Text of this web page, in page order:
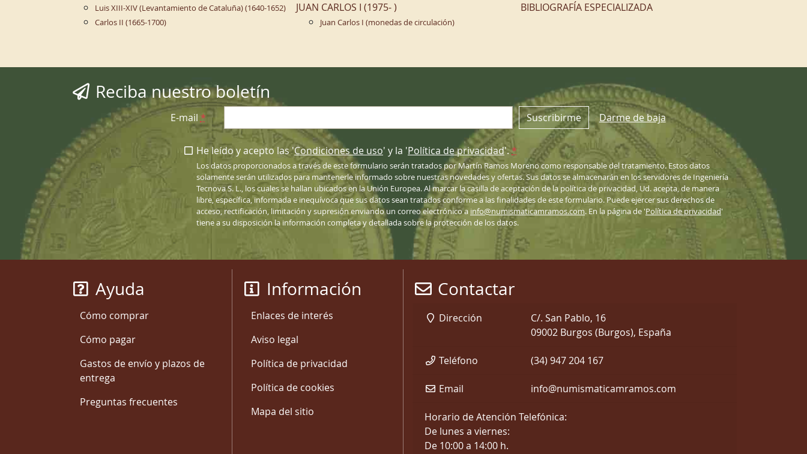
Luis XIII-XIV (Levantamiento de Cataluña) (1640-1652)
Carlos II (1665-1700)
JUAN CARLOS I (1975- )
Juan Carlos I (monedas de circulación)
BIBLIOGRAFÍA ESPECIALIZADA
Reciba nuestro boletín
E-mail * Suscribirme Darme de baja
He leído y acepto las 'Condiciones de uso' y la 'Política de privacidad'.*
Los datos proporcionados a través de este formulario serán tratados por Martín Ramos Moreno como responsable del tratamiento. Estos datos
solamente serán utilizados para mantenerle informado sobre nuestras novedades y ofertas. Sus datos se almacenarán en los servidores de Ingeniería
Tecnova S. L., los cuales se hallan ubicados en la Unión Europea. Al marcar la casilla de aceptación de la política de privacidad, Ud. acepta, de manera
libre, específica, informada e inequívoca que sus datos sean tratados conforme a las finalidades de este formulario. Puede ejercer sus derechos de
acceso, rectificación, limitación y supresión enviando un correo electrónico a info@numismaticamramos.com. En la página de 'Política de privacidad'
tiene a su disposición la información completa y detallada sobre la protección de los datos.
Ayuda
Cómo comprar
Cómo pagar
Gastos de envío y plazos de
entrega
Preguntas frecuentes
Información
Enlaces de interés
Aviso legal
Política de privacidad
Política de cookies
Mapa del sitio
Contactar
Dirección
C/. San Pablo, 16
09002 Burgos (Burgos), España
Teléfono (34) 947 204 167
Email info@numismaticamramos.com
Horario de Atención Telefónica:
De lunes a viernes:
De 10:00 a 14:00 h.